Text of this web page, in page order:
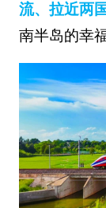
流、拉近两
南半岛的幸